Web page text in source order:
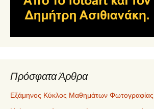
Πρόσφατα Άρθρα
Εξάμηνος Κύκλος Μαθημάτων Φωτογραφίας